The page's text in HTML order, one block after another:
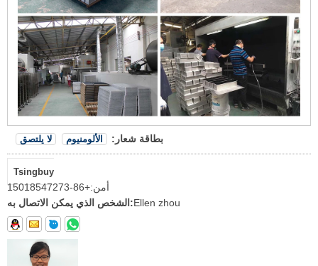
بطاقة شعار: الألومنيوم لا يلتصق
Tsingbuy
أمن:+86-15018547273
الشخص الذي يمكن الاتصال به:Ellen zhou